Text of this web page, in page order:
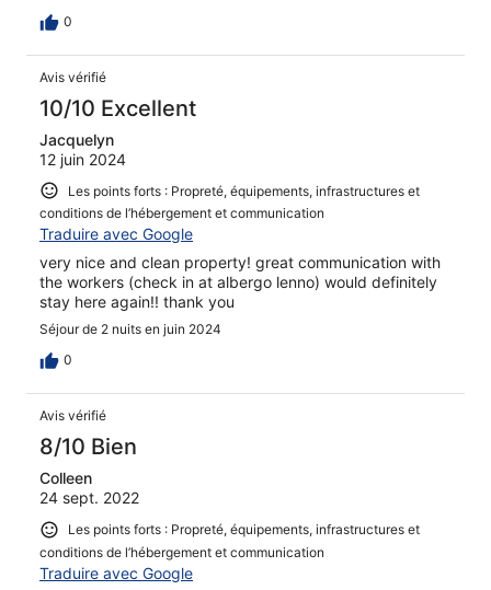
0
Avis vérifié
10/10 Excellent
Jacquelyn
12 juin 2024
Les points forts : Propreté, équipements, infrastructures et
conditions de l’hébergement et communication
Traduire avec Google
very nice and clean property! great communication with
the workers (check in at albergo lenno) would definitely
stay here again!! thank you
Séjour de 2 nuits en juin 2024
0
Avis vérifié
8/10 Bien
Colleen
24 sept. 2022
Les points forts : Propreté, équipements, infrastructures et
conditions de l’hébergement et communication
Traduire avec Google